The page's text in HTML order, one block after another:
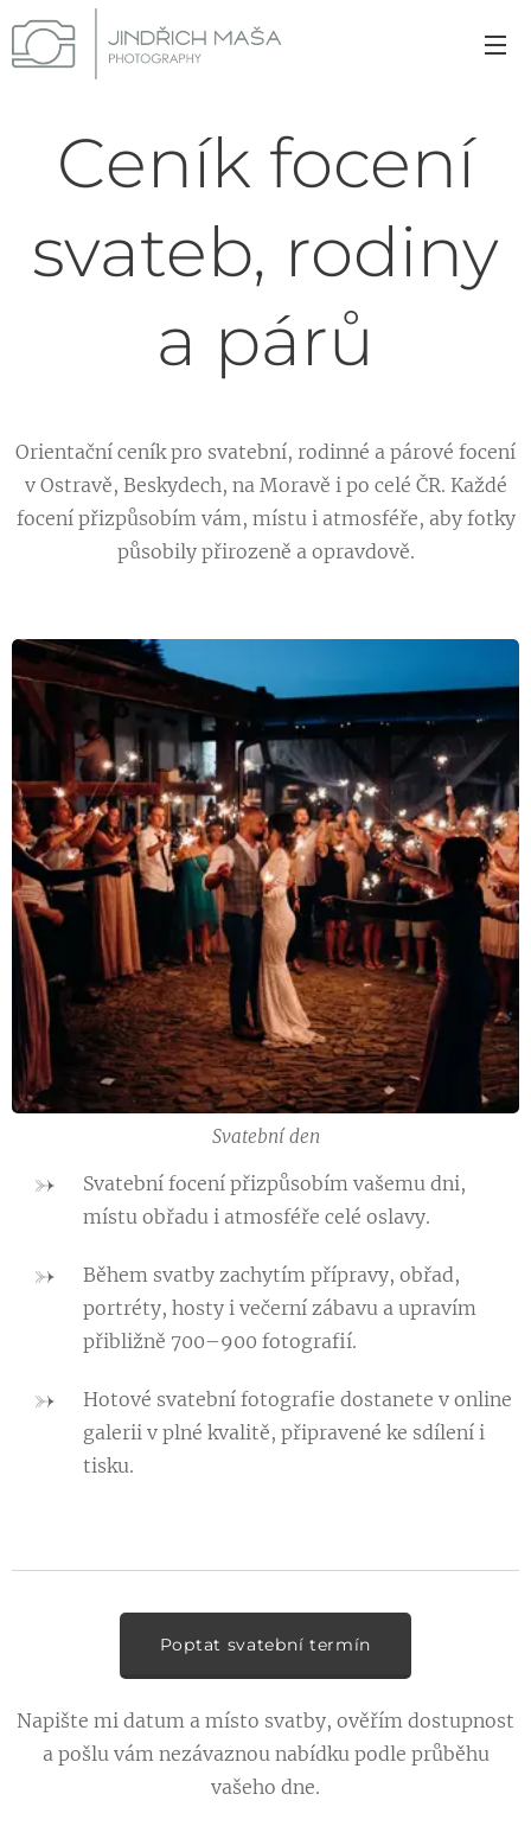
Ceník focení
svateb, rodiny
a párů
Orientační ceník pro svatební, rodinné a párové focení
v Ostravě, Beskydech, na Moravě i po celé ČR. Každé
focení přizpůsobím vám, místu i atmosféře, aby fotky
působily přirozeně a opravdově.
Svatební den
Svatební focení přizpůsobím vašemu dni,
místu obřadu i atmosféře celé oslavy.
Během svatby zachytím přípravy, obřad,
portréty, hosty i večerní zábavu a upravím
přibližně 700–900 fotografií.
Hotové svatební fotografie dostanete v online
galerii v plné kvalitě, připravené ke sdílení i
tisku.
Poptat svatební termín
Napište mi datum a místo svatby, ověřím dostupnost
a pošlu vám nezávaznou nabídku podle průběhu
vašeho dne.